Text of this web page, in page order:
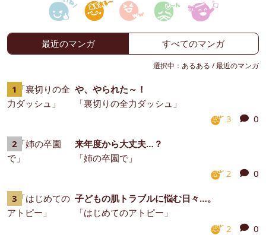
最近のマンガ すべてのマンガ
選択中： あるある /最近のマンガ
や、やられた～！
「裏切りの全力ダッシュ」
3
0
来年度から大丈夫…？
「姉の卒園で」
2
0
子どもの肌トラブルに悩む日々…。
「はじめてのアトピー」
2
0